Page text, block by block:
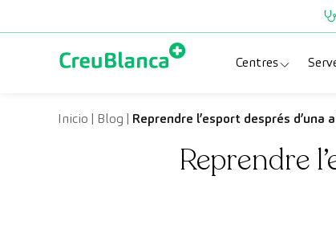
Centres
Clínica
CreuBlanca
Inicio | Blog | Reprendre l’esport després
Reprendre